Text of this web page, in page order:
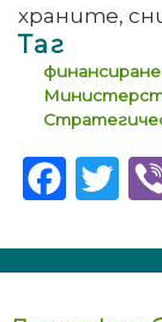
храните,
Таг
финансиране
Facebook